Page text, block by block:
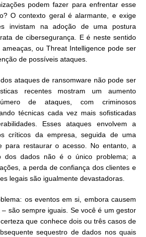
podem fazer para enfrentar esse
O contexto geral é alarmante, e exige
invistam na adoção de uma postura
de cibersegurança. E é neste sentido
ou Threat Intelligence pode ser
de possíveis ataques.
ataques de ransomware não pode ser
recentes mostram um aumento
de ataques, com criminosos
técnicas cada vez mais sofisticadas
Esses ataques envolvem a
críticos da empresa, seguida de uma
para restaurar o acesso. No entanto, a
dos dados não é o único problema; a
a perda de confiança dos clientes e
legais são igualmente devastadoras.
os eventos em si, embora causem
são sempre iguais. Se você é um gestor
que conhece dois ou três casos de
sequestro de dados nos quais